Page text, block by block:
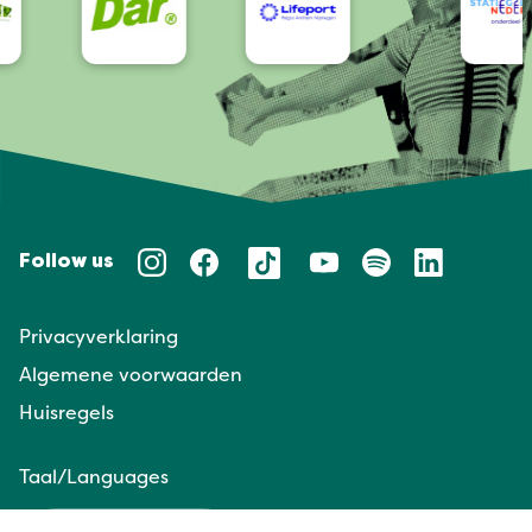
Follow us
Privacyverklaring
Algemene voorwaarden
Huisregels
Taal/Languages